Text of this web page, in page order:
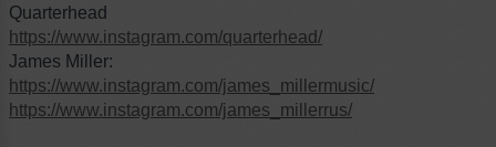
Quarterhead
https://www.instagram.com/quarterhead/
James Miller:
https://www.instagram.com/james_millermusic/
https://www.instagram.com/james_millerrus/